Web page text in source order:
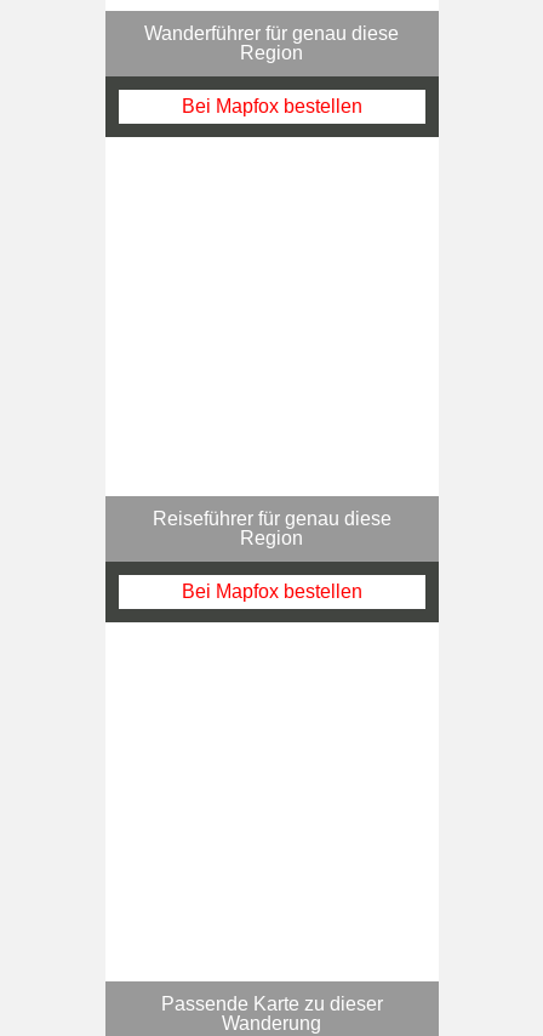
Wanderführer für genau diese
Region
Bei Mapfox bestellen
Reiseführer für genau diese
Region
Bei Mapfox bestellen
Passende Karte zu dieser
Wanderung